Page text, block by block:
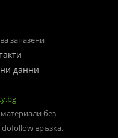
запазени
данни
без
dofollow връзка.